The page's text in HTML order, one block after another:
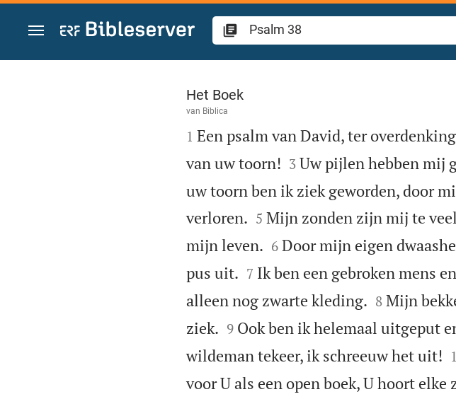
Spring naar inhoud
Psalm 38
Het Boek
van Biblica

1 Een psalm van David, ter
van uw toorn!
3 Uw pijlen hebben mij
uw toorn ben ik ziek geworden, door
verloren.
5 Mijn zonden zijn mij te
mijn leven.
6 Door mijn eigen
pus uit.
7 Ik ben een gebroken mens
alleen nog zwarte kleding.
8 Mijn
ziek.
9 Ook ben ik helemaal uitgeput
wildeman tekeer, ik schreeuw het uit!
voor U als een open boek, U hoort elke